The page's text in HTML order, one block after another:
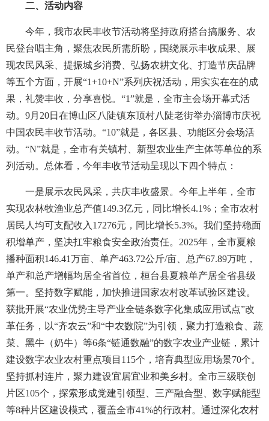
二、活动内容
今年，我市农民丰收节活动将坚持政府搭台搞服务、农
民登台唱主角，聚焦农民所需所盼，围绕展示丰收成果、展
现农民风采、提振城乡消费、弘扬农耕文化、打造节庆品牌
等五个方面，开展“1+10+N”系列庆祝活动，用实实在在的成
果，礼赞丰收，分享喜悦。“1”就是，全市主会场开幕式活
动。9月20日在博山区八陡镇东顶村八陡老街举办淄博市庆祝
中国农民丰收节活动。“10”就是，各区县、功能区分会场活
动。“N”就是，全市有关镇村、新型农业生产主体等单位的系
列活动。总体看，今年丰收节活动呈现以下四个特点：
一是展示农民风采，共庆丰收盛景。今年上半年，全市
实现农林牧渔业总产值149.3亿元，同比增长4.1%；全市农村
居民人均可支配收入17276元，同比增长5.3%。我们坚持稳面
积增单产，坚决扛牢粮食安全政治责任。2025年，全市夏粮
播种面积146.41万亩、单产463.72公斤/亩、总产67.89万吨，
单产和总产增幅均居全省首位，桓台县夏粮单产居全省县级
第一。坚持数字赋能，加快推进国家农村改革试验区建设。
获批开展“农业优势主导产业全链条数字化集成应用试点”改
革任务，以“齐农云”和“中农数院”为引领，聚力打造粮食、蔬
菜、黑牛（奶牛）等6条“链通数融”的数字农业产业链，累计
建设数字农业农村重点项目115个，培育典型应用场景70个。
坚持抓村连片，聚力建设宜居宜业和美乡村。全市三级联创
片区105个，探索形成党建引领型、三产融合型、数字赋能型
等8种片区建设模式，覆盖全市41%的行政村。通过深化农村